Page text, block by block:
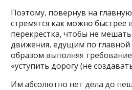
Поэтому, повернув на
стремятся как можно быстрее
перекрестка, чтобы не
движения, едущим по главной
образом выполняя
«уступить дорогу (не
Им абсолютно нет дела до